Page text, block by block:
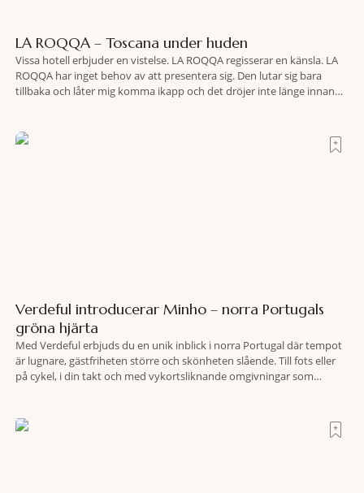
LA ROQQA – Toscana under huden
Vissa hotell erbjuder en vistelse. LA ROQQA regisserar en känsla. LA
ROQQA har inget behov av att presentera sig. Den lutar sig bara
tillbaka och låter mig komma ikapp och det dröjer inte länge innan
Verdeful introducerar Minho – norra Portugals
gröna hjärta
Med Verdeful erbjuds du en unik inblick i norra Portugal där tempot
är lugnare, gästfriheten större och skönheten slående. Till fots eller
på cykel, i din takt och med vykortsliknande omgivningar som
travel när det